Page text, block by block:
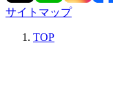
サイトマップ
TOP